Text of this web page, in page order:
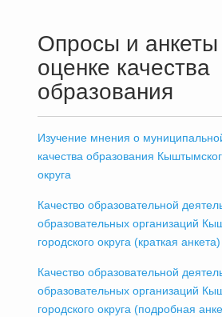
Опросы и
оценке качества
образования
Изучение мнения о
качества образования
округа
Качество образовательной
образовательных организаций
городского округа (краткая анкета)
Качество образовательной
образовательных организаций
городского округа (подробная